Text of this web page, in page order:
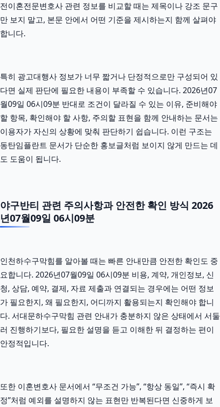
전이혼전문변호사 관련 정보를 비교할 때는 제목이나 강조 문구
만 보지 말고, 본문 안에서 어떤 기준을 제시하는지 함께 살펴야
합니다.
특히 광고대행사 정보가 너무 짧거나 단정적으로만 구성되어 있
다면 실제 판단에 필요한 내용이 부족할 수 있습니다. 2026년07
월09일 06시09분 반대로 조건이 달라질 수 있는 이유, 준비해야
할 항목, 확인해야 할 사항, 주의할 표현을 함께 안내하는 문서는
이용자가 자신의 상황에 맞춰 판단하기 쉽습니다. 이런 구조는
동탄임플란트 문서가 단순한 홍보글처럼 보이지 않게 만드는 데
도 도움이 됩니다.
야구반티 관련 주의사항과 안전한 확인 방식 2026
년07월09일 06시09분
인천하수구막힘를 알아볼 때는 빠른 안내만큼 안전한 확인도 중
요합니다. 2026년07월09일 06시09분 비용, 계약, 개인정보, 신
청, 상담, 예약, 결제, 자료 제출과 연결되는 경우에는 어떤 정보
가 필요한지, 왜 필요한지, 어디까지 활용되는지 확인해야 합니
다. 서대문하수구막힘 관련 안내가 충분하지 않은 상태에서 서둘
러 진행하기보다, 필요한 설명을 듣고 이해한 뒤 결정하는 편이
안정적입니다.
또한 이혼변호사 문서에서 “무조건 가능”, “항상 동일”, “즉시 확
정”처럼 예외를 설명하지 않는 표현만 반복된다면 신중하게 보